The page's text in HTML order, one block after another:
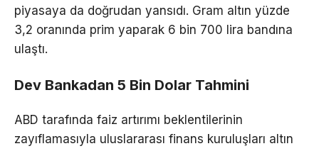
piyasaya da doğrudan yansıdı. Gram altın yüzde
3,2 oranında prim yaparak 6 bin 700 lira bandına
ulaştı.
Dev Bankadan 5 Bin Dolar Tahmini
ABD tarafında faiz artırımı beklentilerinin
zayıflamasıyla uluslararası finans kuruluşları altın